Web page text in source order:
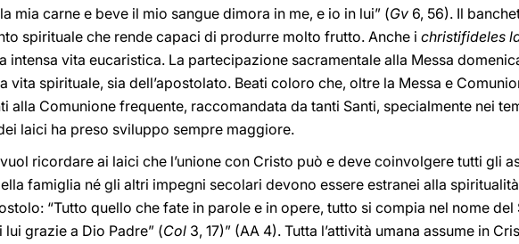
mia carne e beve il mio sangue dimora in me, e io in lui” (Gv 6, 56). Il
spirituale che rende capaci di produrre molto frutto. Anche i christifideles
intensa vita eucaristica. La partecipazione sacramentale alla Messa
vita spirituale, sia dell’apostolato. Beati coloro che, oltre la Messa e
alla Comunione frequente, raccomandata da tanti Santi, specialmente nei
laici ha preso sviluppo sempre maggiore.
ricordare ai laici che l’unione con Cristo può e deve coinvolgere tutti gli
famiglia né gli altri impegni secolari devono essere estranei alla
“Tutto quello che fate in parole e in opere, tutto si compia nel nome
grazie a Dio Padre” (Col 3, 17)” (AA 4). Tutta l’attività umana assume in